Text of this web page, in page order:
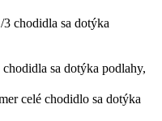
chodidla sa dotýka
sa dotýka podlahy,
celé chodidlo sa dotýka